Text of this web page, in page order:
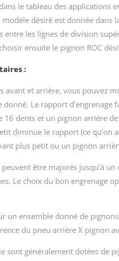
le tableau des applications
désiré est donnée dans
entre les lignes de division
ensuite le pignon ROC
:
avant et arrière, vous pouvez
Le rapport
16 dents et un pignon arrière
diminue le rapport (ce qu’on
plus petit ou un pignon
être majorés jusqu’à
Le choix du bon engrenage
un ensemble donné de
du pneu arrière X pignon
sont généralement dotées de